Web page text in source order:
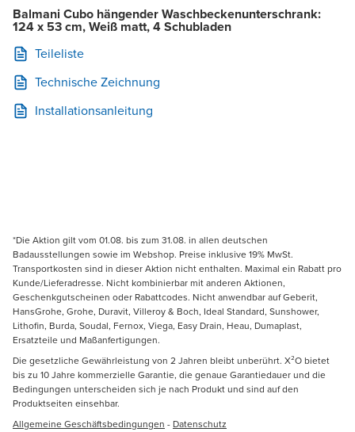
Balmani Cubo hängender Waschbeckenunterschrank:
124 x 53 cm, Weiß matt, 4 Schubladen
Teileliste
Technische Zeichnung
Installationsanleitung
*Die Aktion gilt vom 01.08. bis zum 31.08. in allen deutschen
Badausstellungen sowie im Webshop. Preise inklusive 19% MwSt.
Transportkosten sind in dieser Aktion nicht enthalten. Maximal ein Rabatt pro
Kunde/Lieferadresse. Nicht kombinierbar mit anderen Aktionen,
Geschenkgutscheinen oder Rabattcodes. Nicht anwendbar auf Geberit,
HansGrohe, Grohe, Duravit, Villeroy & Boch, Ideal Standard, Sunshower,
Lithofin, Burda, Soudal, Fernox, Viega, Easy Drain, Heau, Dumaplast,
Ersatzteile und Maßanfertigungen.
Die gesetzliche Gewährleistung von 2 Jahren bleibt unberührt. X²O bietet
bis zu 10 Jahre kommerzielle Garantie, die genaue Garantiedauer und die
Bedingungen unterscheiden sich je nach Produkt und sind auf den
Produktseiten einsehbar.
Allgemeine Geschäftsbedingungen - Datenschutz